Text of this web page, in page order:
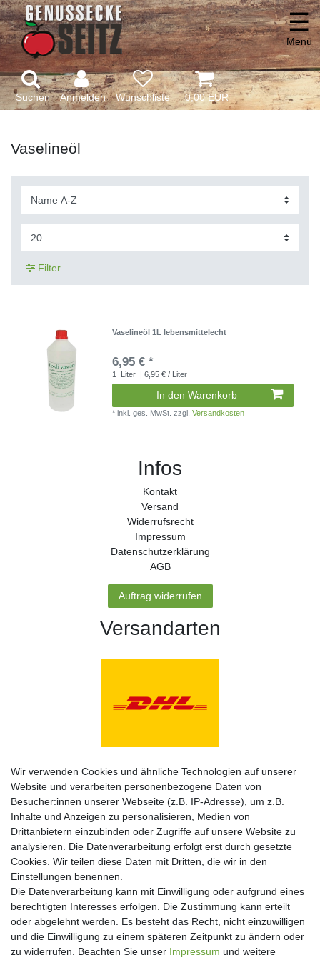
Suchen Anmelden 0,00 EUR
☰
Menü
Vaselineöl
Filter
Vaselineöl 1L lebensmittelecht
6,95 € *
1 Liter | 6,95 € / Liter
In den Warenkorb
*inkl. ges. MwSt. zzgl.Versandkosten
Infos
Kontakt
Versand
Widerrufs­recht
Impressum
Daten­schutz­erklärung
AGB
Auftrag widerrufen
Versandarten
Zahlungsarten
Wir verwenden Cookies und ähnliche Technologien auf unserer
Website und verarbeiten personenbezogene Daten von
Besucher:innen unserer Webseite (z.B. IP-Adresse), um z.B.
Inhalte und Anzeigen zu personalisieren, Medien von
Drittanbietern einzubinden oder Zugriffe auf unsere Website zu
analysieren. Die Datenverarbeitung erfolgt erst durch gesetzte
Cookies. Wir teilen diese Daten mit Dritten, die wir in den
Einstellungen benennen.
Die Datenverarbeitung kann mit Einwilligung oder aufgrund eines
berechtigten Interesses erfolgen. Die Zustimmung kann erteilt
oder abgelehnt werden. Es besteht das Recht, nicht einzuwilligen
und die Einwilligung zu einem späteren Zeitpunkt zu ändern oder
zu widerrufen. Beachten Sie unser Impressum und weitere